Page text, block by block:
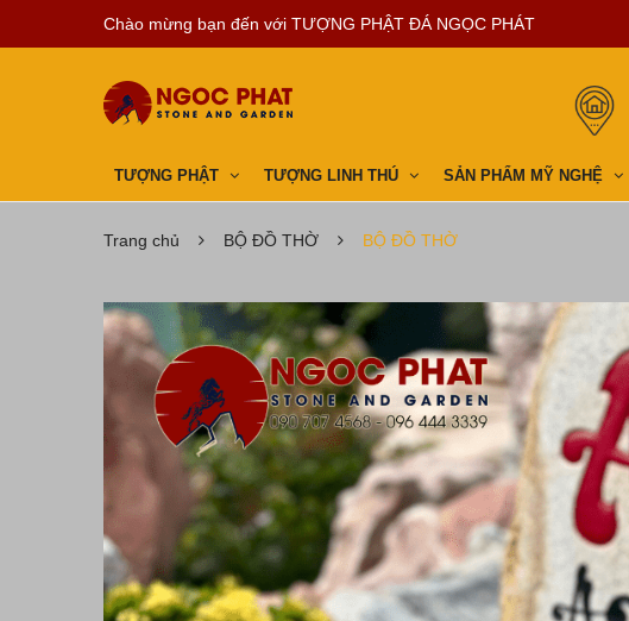
Chào mừng bạn đến với TƯỢNG PHẬT ĐÁ NGỌC PHÁT
TƯỢNG PHẬT TƯỢNG LINH THÚ SẢN PHẨM MỸ NGHỆ
Trang chủ BỘ ĐỒ THỜ BỘ ĐỒ THỜ